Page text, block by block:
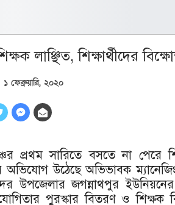
লাঞ্ছিত, শিক্ষার্থীদের
১ ফেব্রুয়ারি, ২০২০
প্রথম সারিতে বসতে না পেরে
অভিযোগ উঠেছে অভিভাবক
উপজেলার জগন্নাথপুর ইউনিয়নের
পুরস্কার বিতরণ ও